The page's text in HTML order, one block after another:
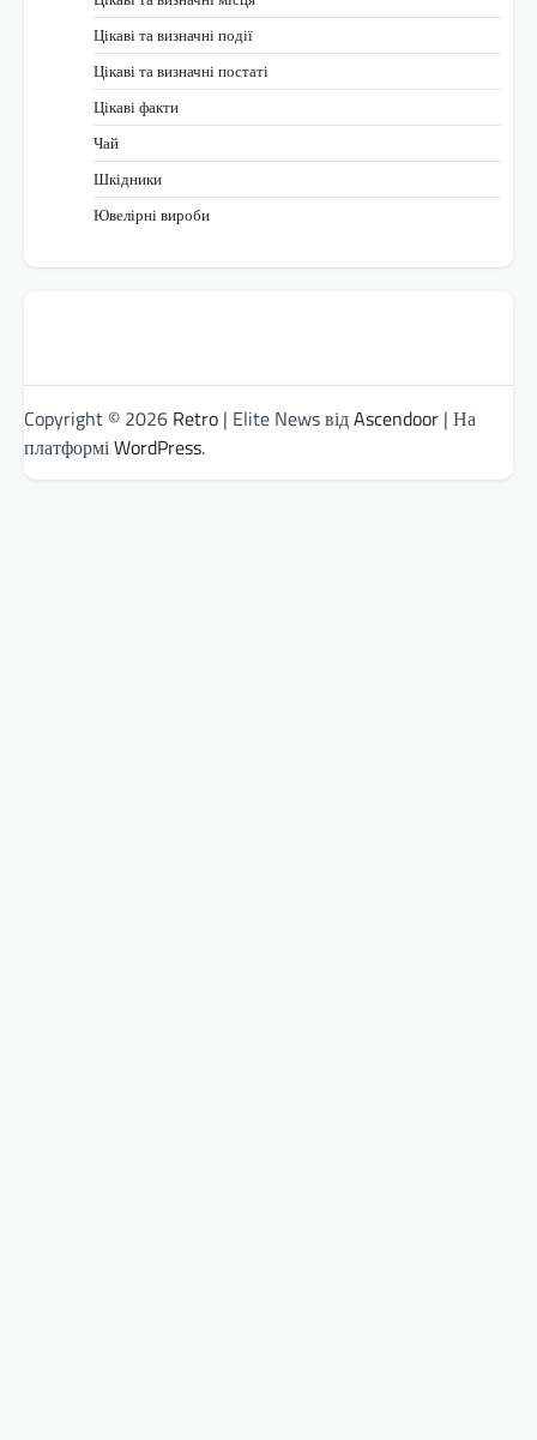
Цікаві та визначні події
Цікаві та визначні постаті
Цікаві факти
Чай
Шкідники
Ювелірні вироби
Copyright © 2026 Retro | Elite News відAscendoor | На
платформіWordPress.